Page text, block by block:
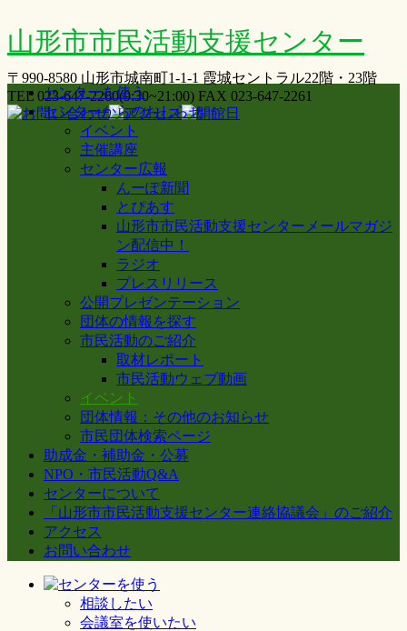
山形市市民活動支援センター
〒990-8580 山形市城南町1-1-1 霞城セントラル22階・23階
TEL 023-647-2260(9:30~21:00) FAX 023-647-2261
センターを使う
センターからのおしらせ
イベント
主催講座
センター広報
んーぽ新聞
とぴあす
山形市市民活動支援センターメールマガジ
ン配信中！
ラジオ
プレスリリース
公開プレゼンテーション
団体の情報を探す
市民活動のご紹介
取材レポート
市民活動ウェブ動画
イベント
団体情報：その他のお知らせ
市民団体検索ページ
助成金・補助金・公募
NPO・市民活動Q&A
センターについて
「山形市市民活動支援センター連絡協議会」のご紹介
アクセス
お問い合わせ
相談したい
会議室を使いたい